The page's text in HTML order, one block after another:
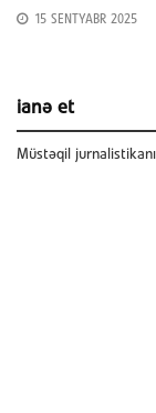
15 SENTYABR 2025
ianə et
Müstəqil